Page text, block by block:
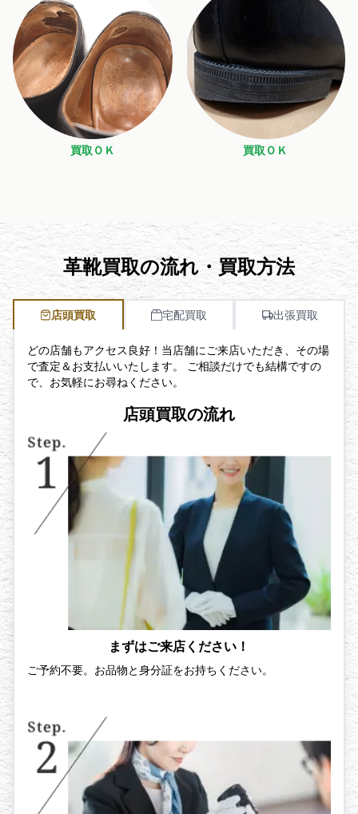
買取ＯＫ 買取ＯＫ
革靴買取の流れ・買取方法
店頭買取 宅配買取 出張買取
どの店舗もアクセス良好！当店舗にご来店いただき、その場
で査定＆お支払いいたします。 ご相談だけでも結構ですの
で、お気軽にお尋ねください。
店頭買取の流れ
まずはご来店ください！
ご予約不要。お品物と身分証をお持ちください。